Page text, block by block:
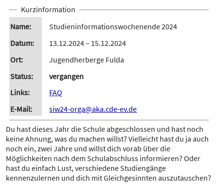
Kurzinformation
Name
Studieninformationswochenende 2024
Datum
13.12.2024 – 15.12.2024
Ort
Jugendherberge Fulda
Status
vergangen
Links
FAQ
E-Mail
siw24-orga@aka.cde-ev.de
Du hast dieses Jahr die Schule abgeschlossen und hast noch
keine Ahnung, was du machen willst? Vielleicht hast du ja auch
noch ein, zwei Jahre und willst dich vorab über die
Möglichkeiten nach dem Schulabschluss informieren? Oder
hast du einfach Lust, verschiedene Studiengänge
kennenzulernen und dich mit Gleichgesinnten auszutauschen?